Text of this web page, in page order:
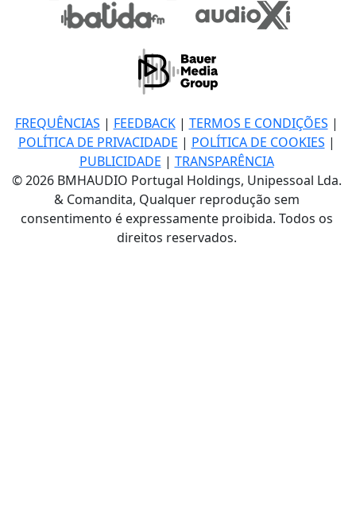
FREQUÊNCIAS | FEEDBACK| TERMOS E CONDIÇÕES |
POLÍTICA DE PRIVACIDADE | POLÍTICA DE COOKIES |
PUBLICIDADE | TRANSPARÊNCIA
© 2026 BMHAUDIO Portugal Holdings, Unipessoal Lda.
& Comandita, Qualquer reprodução sem
consentimento é expressamente proibida. Todos os
direitos reservados.